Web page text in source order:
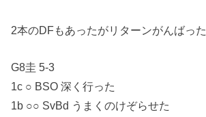
2本のDFもあったがリターンがんばった
G8圭 5-3
1c ○ BSO 深く行った
1b ○○ SvBd うまくのけぞらせた